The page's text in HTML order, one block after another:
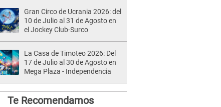
Gran Circo de Ucrania 2026: del
10 de Julio al 31 de Agosto en
el Jockey Club-Surco
La Casa de Timoteo 2026: Del
17 de Julio al 30 de Agosto en
Mega Plaza - Independencia
Te Recomendamos